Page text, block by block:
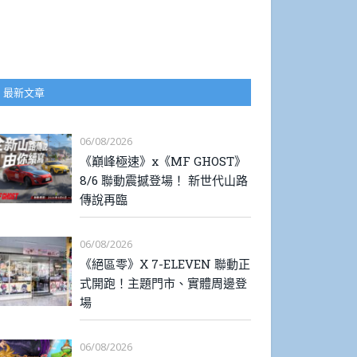
最新文章
06/08/2026
《巔峰極速》x《MF GHOST》
8/6 聯動震撼登場！ 新世代山路
傳說再臨
06/08/2026
《絕區零》X 7-ELEVEN 聯動正
式開跑！主題門市、實體周邊登
場
06/08/2026